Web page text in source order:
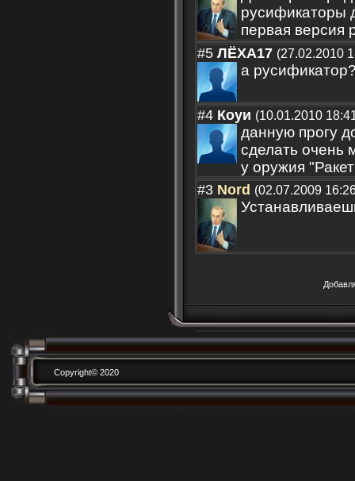
русификаторы
первая версия
#5 ЛЁХА17 (27.02.2010
а
#4 Коуи (10.01.2010
данную прогу
сделать очень
у оружия
#3 Nord (02.07.2009
Copyright© 2020